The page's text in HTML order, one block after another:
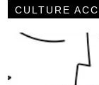
CULTURE